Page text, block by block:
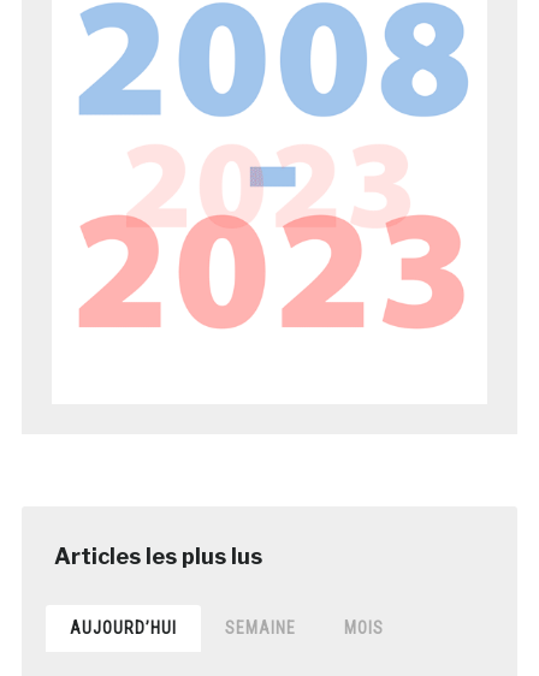
AUJOURD’HUI SEMAINE MOIS